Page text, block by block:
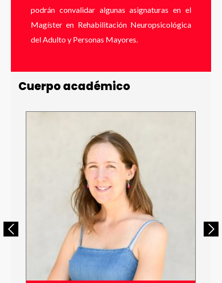
podrán convalidar algunas asignaturas en el
Magíster en Rehabilitación Neuropsicológica
del Adulto y Personas Mayores.
Cuerpo académico
Número de Celular * (+56 9 xxxx xxxx)